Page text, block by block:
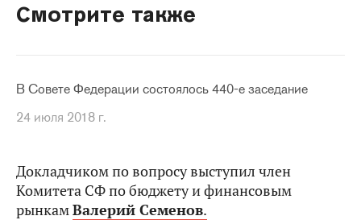
Смотрите также
В Совете Федерации состоялось 440-е заседание
24 июля 2018 г.
Докладчиком по вопросу выступил член
Комитета СФ по бюджету и финансовым
рынкамВалерий Семенов.